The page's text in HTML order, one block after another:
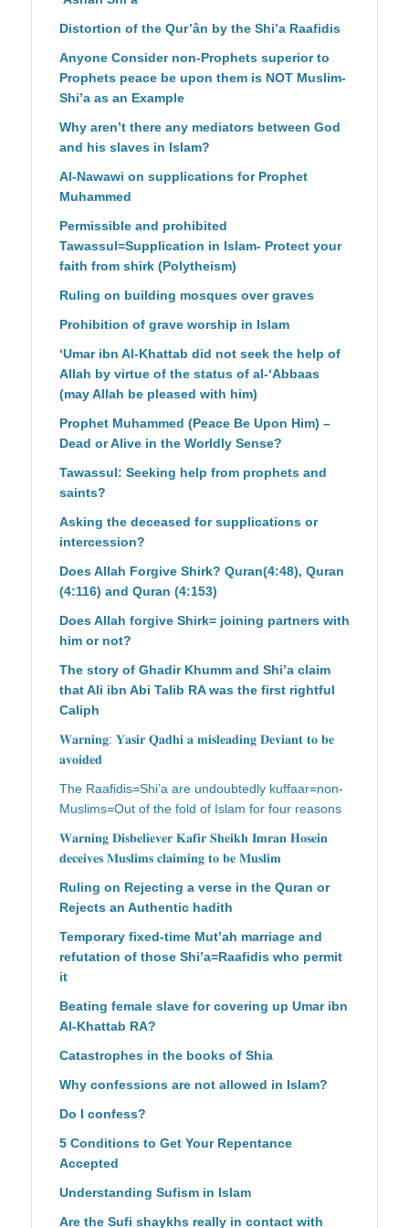
Distortion of the Qur’ân by the Shi’a Raafidis
Anyone Consider non-Prophets superior to
Prophets peace be upon them is NOT Muslim-
Shi’a as an Example
Why aren’t there any mediators between God
and his slaves in Islam?
Al-Nawawi on supplications for Prophet
Muhammed
Permissible and prohibited
Tawassul=Supplication in Islam- Protect your
faith from shirk (Polytheism)
Ruling on building mosques over graves
Prohibition of grave worship in Islam
‘Umar ibn Al-Khattab did not seek the help of
Allah by virtue of the status of al-‘Abbaas
(may Allah be pleased with him)
Prophet Muhammed (Peace Be Upon Him) –
Dead or Alive in the Worldly Sense?
Tawassul: Seeking help from prophets and
saints?
Asking the deceased for supplications or
intercession?
Does Allah Forgive Shirk? Quran(4:48), Quran
(4:116) and Quran (4:153)
Does Allah forgive Shirk= joining partners with
him or not?
The story of Ghadir Khumm and Shi’a claim
that Ali ibn Abi Talib RA was the first rightful
Caliph
𝐖𝐚𝐫𝐧𝐢𝐧𝐠: 𝐘𝐚𝐬𝐢𝐫 𝐐𝐚𝐝𝐡𝐢 𝐚 𝐦𝐢𝐬𝐥𝐞𝐚𝐝𝐢𝐧𝐠 𝐃𝐞𝐯𝐢𝐚𝐧𝐭 𝐭𝐨 𝐛𝐞
𝐚𝐯𝐨𝐢𝐝𝐞𝐝
The Raafidis=Shi’a are undoubtedly kuffaar=non-
Muslims=Out of the fold of Islam for four reasons
𝐖𝐚𝐫𝐧𝐢𝐧𝐠 𝐃𝐢𝐬𝐛𝐞𝐥𝐢𝐞𝐯𝐞𝐫 𝐊𝐚𝐟𝐢𝐫 𝐒𝐡𝐞𝐢𝐤𝐡 𝐈𝐦𝐫𝐚𝐧 𝐇𝐨𝐬𝐞𝐢𝐧
𝐝𝐞𝐜𝐞𝐢𝐯𝐞𝐬 𝐌𝐮𝐬𝐥𝐢𝐦𝐬 𝐜𝐥𝐚𝐢𝐦𝐢𝐧𝐠 𝐭𝐨 𝐛𝐞 𝐌𝐮𝐬𝐥𝐢𝐦
Ruling on Rejecting a verse in the Quran or
Rejects an Authentic hadith
Temporary fixed-time Mut’ah marriage and
refutation of those Shi’a=Raafidis who permit
it
Beating female slave for covering up Umar ibn
Al-Khattab RA?
Catastrophes in the books of Shia
Why confessions are not allowed in Islam?
Do I confess?
5 Conditions to Get Your Repentance
Accepted
Understanding Sufism in Islam
Are the Sufi shaykhs really in contact with